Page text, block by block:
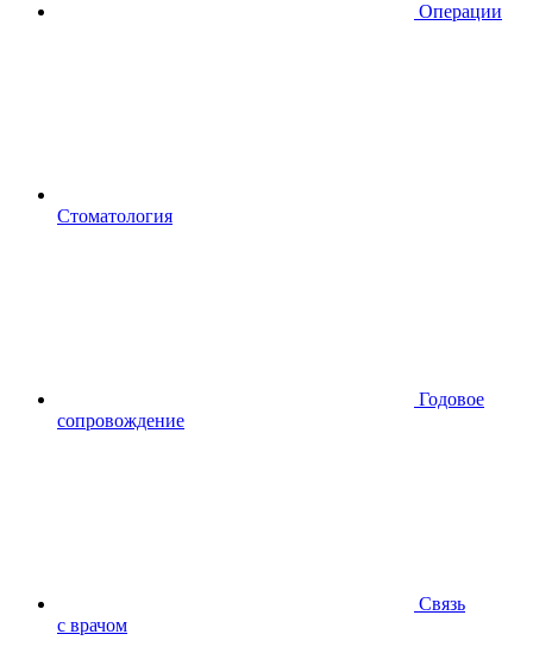
Операции
Стоматология
Годовое
сопровождение
Связь
с врачом